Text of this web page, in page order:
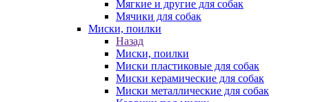
Мягкие и другие для собак
Мячики для собак
Миски, поилки
Назад
Миски, поилки
Миски пластиковые для собак
Миски керамические для собак
Миски металлические для собак